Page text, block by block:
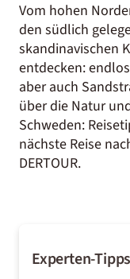
Vom hohen
den südlich
skandinavischen
entdecken:
aber auch
über die Natur
Schweden:
nächste Reise
DERTOUR.
Experten-